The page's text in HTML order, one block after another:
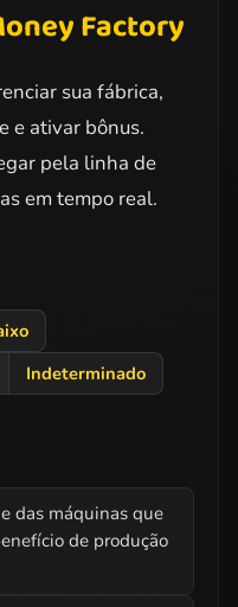
Factory
sua fábrica,
e ativar bônus.
pela linha de
em tempo real.
Indeterminado
das máquinas que
de produção